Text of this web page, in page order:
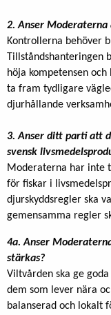
2. Anser
Kontrollerna behöver
Tillståndshanteringen
höja kompetensen
ta fram tydligare
djurhållande
3. Anser ditt parti att
svensk
Moderaterna har inte
för fiskar i
djurskyddsregler ska
gemensamma regler
4a. Anser
stärkas?
Viltvården ska ge
dem som lever nära
balanserad och lokalt